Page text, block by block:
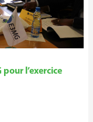
l’exercice